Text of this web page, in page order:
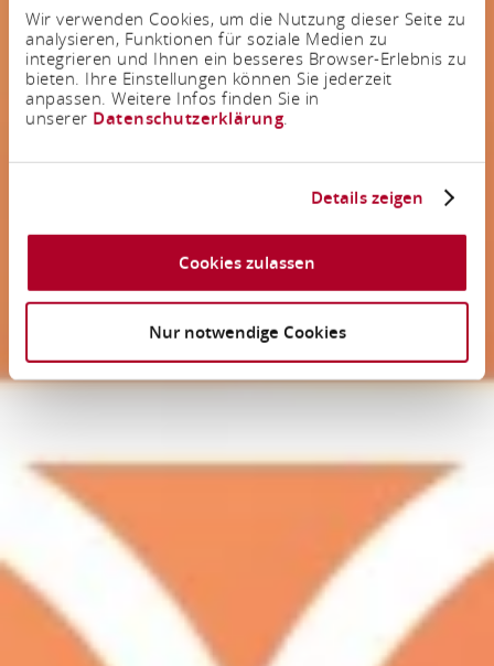
Wir verwenden Cookies, um die Nutzung dieser Seite zu
analysieren, Funktionen für soziale Medien zu
integrieren und Ihnen ein besseres Browser-Erlebnis zu
bieten. Ihre Einstellungen können Sie jederzeit
anpassen. Weitere Infos finden Sie in
unserer Datenschutzerklärung.
Details zeigen
Cookies zulassen
Nur notwendige Cookies